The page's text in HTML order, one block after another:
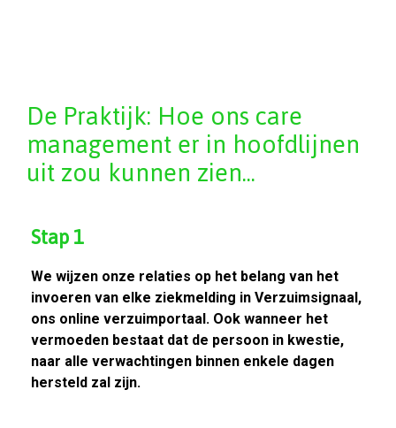
De Praktijk: Hoe ons care
management er in hoofdlijnen
uit zou kunnen zien...
Stap 1
We wijzen onze relaties op het belang van het
invoeren van elke ziekmelding in Verzuimsignaal,
ons online verzuimportaal. Ook wanneer het
vermoeden bestaat dat de persoon in kwestie,
naar alle verwachtingen binnen enkele dagen
hersteld zal zijn.